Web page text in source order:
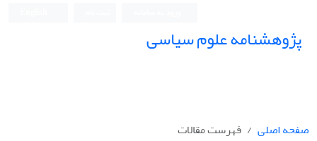
پژوهشنامه علوم سیاسی
صفحه اصلی
فهرست مقالات